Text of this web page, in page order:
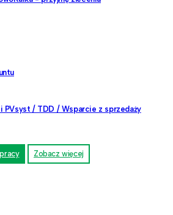
PVsyst / TDD / Wsparcie z sprzedaży
Zobacz więcej